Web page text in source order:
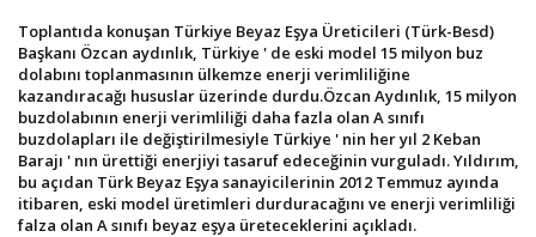
Toplantıda konuşan Türkiye Beyaz Eşya Üreticileri (Türk-Besd)
Başkanı Özcan aydınlık, Türkiye ' de eski model 15 milyon buz
dolabını toplanmasının ülkemze enerji verimliliğine
kazandıracağı hususlar üzerinde durdu.Özcan Aydınlık, 15 milyon
buzdolabının enerji verimliliği daha fazla olan A sınıfı
buzdolapları ile değiştirilmesiyle Türkiye ' nin her yıl 2 Keban
Barajı ' nın ürettiği enerjiyi tasaruf edeceğinin vurguladı. Yıldırım,
bu açıdan Türk Beyaz Eşya sanayicilerinin 2012 Temmuz ayında
itibaren, eski model üretimleri durduracağını ve enerji verimliliği
falza olan A sınıfı beyaz eşya üreteceklerini açıkladı.